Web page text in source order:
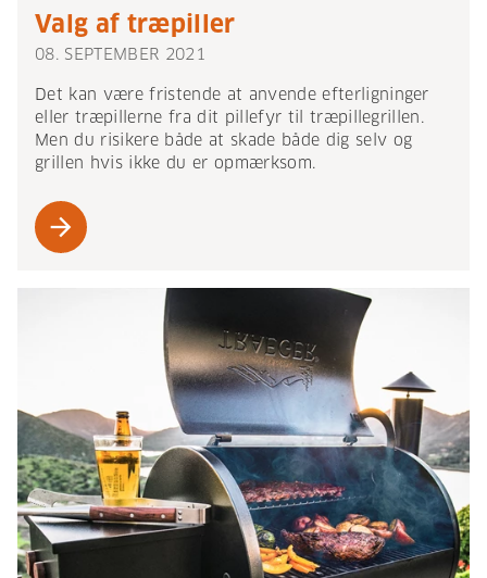
Valg af træpiller
08. SEPTEMBER 2021
Det kan være fristende at anvende efterligninger
eller træpillerne fra dit pillefyr til træpillegrillen.
Men du risikere både at skade både dig selv og
grillen hvis ikke du er opmærksom.
arrow_forward